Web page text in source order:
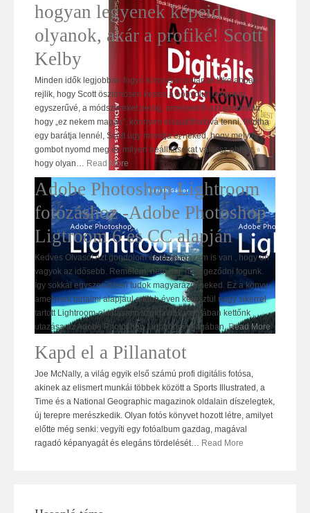
hogyan legyenek képeid
olyanok, akár a profiké! Scott
Kelby
Minden idők legjobban fogyó könyvsorozatának titka abban
rejlik, hogy Scott ösztönösen képes a bonyolult dolgokat
egyszerűvé, a módszereket pedig, amelyekről azt gondoltad,
hogy „ez nekem magas”, könnyen elsajátíthatóvá tenni. Mintha
egy barátja lennél, Scott úgy mondja el neked, hogy melyik
gombot nyomd meg és milyen beállításokat válassz ahhoz,
hogy olyan… Read More
Adobe Photoshop Lightroom
fotózáshoz -Adobe Photoshop
Ligtroom 6 és CC alapján
Kedves Olvasó! Azt gondolom és talán igazam is van , hogy én
vagyok az idősebb. Remélem, nem baj, ha tegeződni fogunk.
Így sokkal egyszerűbben tudok magyarázni neked. Ez a könyv
amelynek tartalmi alapjául a több éven keresztül nagy sikerrel
tartott Lightroom-oktatásaim szolgálnak valójában kettőnk
utazása az Adobe Photoshop Lightroom világában.Read More
Kapd el a Pillanatot
Joe McNally, a világ egyik első számú profi digitális fotósa,
akinek az elismert munkái többek között a Sports Illustrated, a
Time és a National Geographic magazinok oldalain díszelegtek,
új terepre merészkedik. Olyan fotós könyvet hozott létre, amilyet
előtte még senki: vegyíti egy fotóalbum gazdag, magával
ragadó képanyagát és elegáns tördelését… Read More